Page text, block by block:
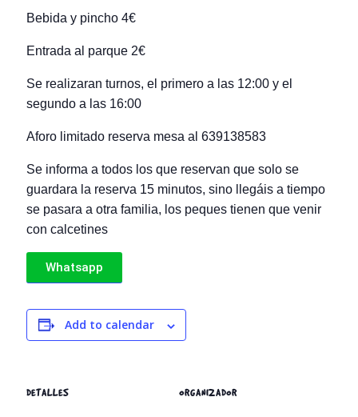
Bebida y pincho 4€
Entrada al parque 2€
Se realizaran turnos, el primero a las 12:00 y el
segundo a las 16:00
Aforo limitado reserva mesa al 639138583
Se informa a todos los que reservan que solo se
guardara la reserva 15 minutos, sino llegáis a tiempo
se pasara a otra familia, los peques tienen que venir
con calcetines
Whatsapp
Add to calendar
DETALLES ORGANIZADOR